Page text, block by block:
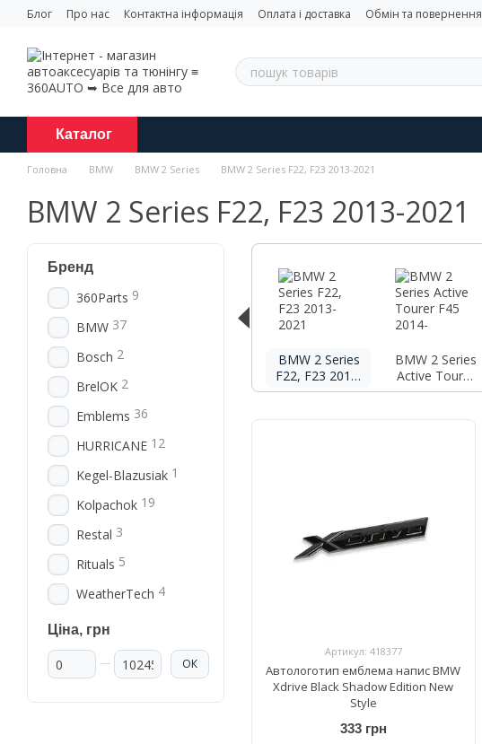
Перейти до основного контенту
Блог Про нас Контактна інформація Оплата і доставка Обмін та повернення
Каталог
Головна BMW BMW 2 Series BMW 2 Series F22, F23 2013-2021
BMW 2 Series F22, F23 2013-2021
BMW 2 Series
F22, F23 2013-
2021
BMW 2 Series
Active Tourer
F45 2014-
Артикул: 418377
Автологотип емблема напис BMW
Xdrive Black Shadow Edition New
Style
333 грн
Бренд
360Parts 9
BMW 37
Bosch 2
BrelOK 2
Emblems 36
HURRICANE 12
Kegel-Blazusiak 1
Kolpachok 19
Restal 3
Rituals 5
WeatherTech 4
Ціна, грн
Від Ціна, грн
До Ціна, грн ОК